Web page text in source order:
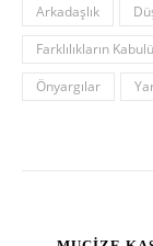
Arkadaşlık
Farklılıkların Kabulü
Önyargılar